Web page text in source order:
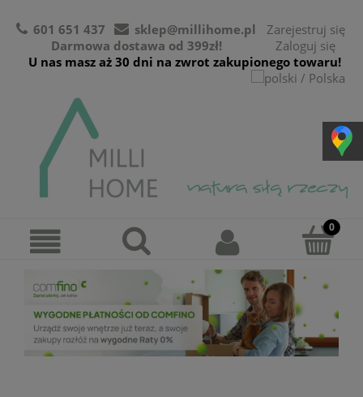
601 651 437
sklep@millihome.pl
Darmowa dostawa od 399zł!
U nas masz aż 30 dni na zwrot zakupionego towaru!
Zarejestruj się
Zaloguj się